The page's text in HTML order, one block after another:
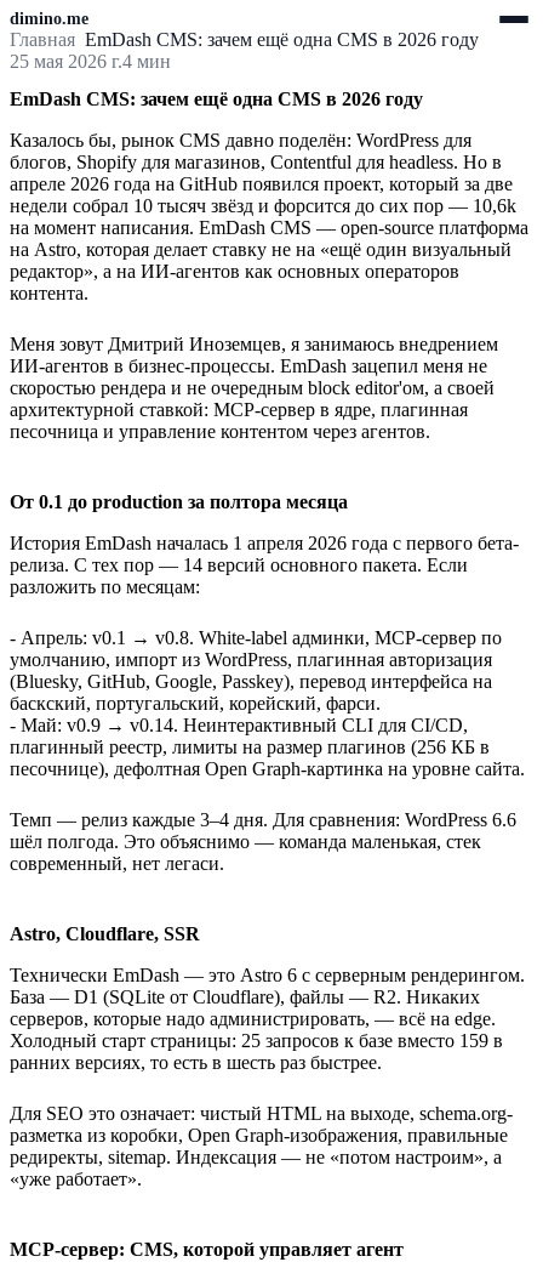
dimino.me
Главная EmDash CMS: зачем ещё одна CMS в 2026 году
25 мая 2026 г.4 мин
EmDash CMS: зачем ещё одна CMS в 2026 году
Казалось бы, рынок CMS давно поделён: WordPress для
блогов, Shopify для магазинов, Contentful для headless. Но в
апреле 2026 года на GitHub появился проект, который за две
недели собрал 10 тысяч звёзд и форсится до сих пор — 10,6k
на момент написания. EmDash CMS — open-source платформа
на Astro, которая делает ставку не на «ещё один визуальный
редактор», а на ИИ-агентов как основных операторов
контента.
Меня зовут Дмитрий Иноземцев, я занимаюсь внедрением
ИИ-агентов в бизнес-процессы. EmDash зацепил меня не
скоростью рендера и не очередным block editor'ом, а своей
архитектурной ставкой: MCP-сервер в ядре, плагинная
песочница и управление контентом через агентов.
От 0.1 до production за полтора месяца
История EmDash началась 1 апреля 2026 года с первого бета-
релиза. С тех пор — 14 версий основного пакета. Если
разложить по месяцам:
- Апрель: v0.1 → v0.8. White-label админки, MCP-сервер по
умолчанию, импорт из WordPress, плагинная авторизация
(Bluesky, GitHub, Google, Passkey), перевод интерфейса на
баскский, португальский, корейский, фарси.
- Май: v0.9 → v0.14. Неинтерактивный CLI для CI/CD,
плагинный реестр, лимиты на размер плагинов (256 КБ в
песочнице), дефолтная Open Graph-картинка на уровне сайта.
Темп — релиз каждые 3–4 дня. Для сравнения: WordPress 6.6
шёл полгода. Это объяснимо — команда маленькая, стек
современный, нет легаси.
Astro, Cloudflare, SSR
Технически EmDash — это Astro 6 с серверным рендерингом.
База — D1 (SQLite от Cloudflare), файлы — R2. Никаких
серверов, которые надо администрировать, — всё на edge.
Холодный старт страницы: 25 запросов к базе вместо 159 в
ранних версиях, то есть в шесть раз быстрее.
Для SEO это означает: чистый HTML на выходе, schema.org-
разметка из коробки, Open Graph-изображения, правильные
редиректы, sitemap. Индексация — не «потом настроим», а
«уже работает».
MCP-сервер: CMS, которой управляет агент